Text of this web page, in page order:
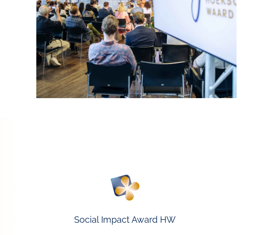
Social Impact Award HW